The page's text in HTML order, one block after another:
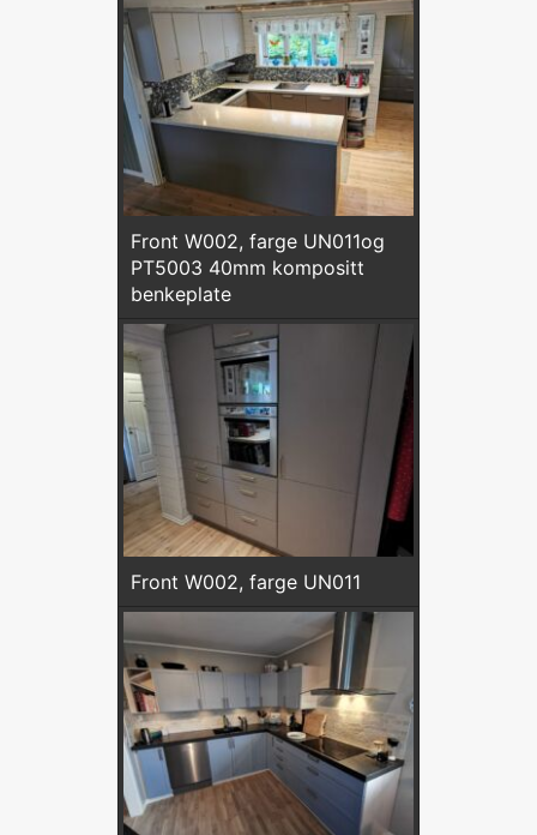
Front W002, farge UN011og
PT5003 40mm kompositt
benkeplate
Front W002, farge UN011